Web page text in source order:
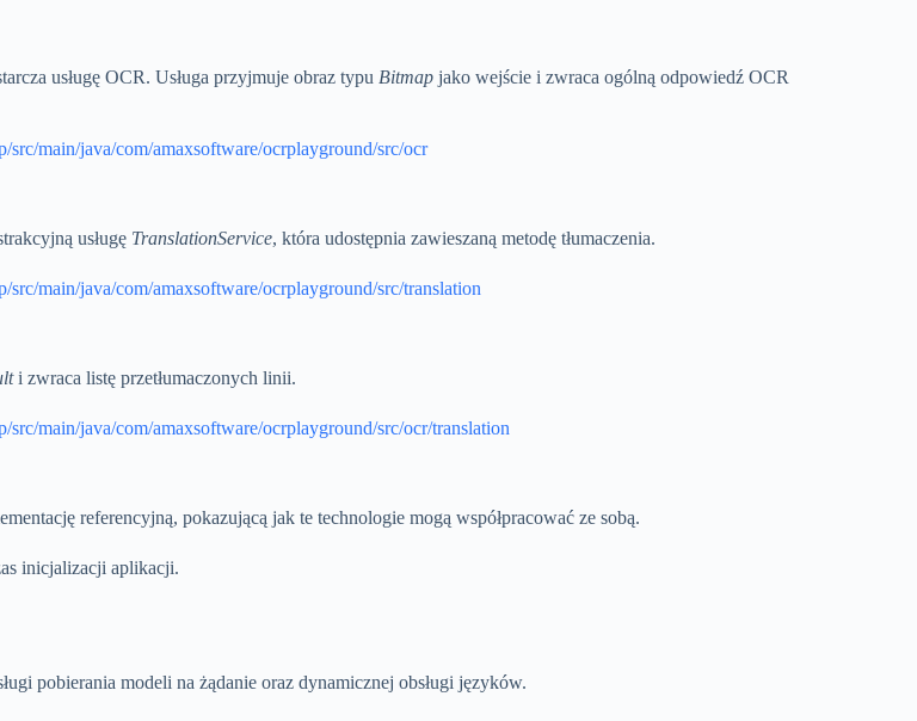
usługę OCR. Usługa przyjmuje obraz typu Bitmap jako wejście i zwraca ogólną odpowiedź OCR
main/java/com/amaxsoftware/ocrplayground/src/ocr
usługę TranslationService, która udostępnia zawieszaną metodę tłumaczenia.
main/java/com/amaxsoftware/ocrplayground/src/translation
i zwraca listę przetłumaczonych linii.
main/java/com/amaxsoftware/ocrplayground/src/ocr/translation
referencyjną, pokazującą jak te technologie mogą współpracować ze sobą.
inicjalizacji aplikacji.
pobierania modeli na żądanie oraz dynamicznej obsługi języków.